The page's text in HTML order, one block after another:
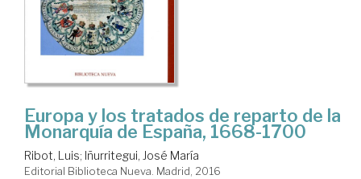
Europa y los tratados de reparto de la
Monarquía de España, 1668-1700
Ribot, Luis; Iñurritegui, José María
Editorial Biblioteca Nueva. Madrid, 2016